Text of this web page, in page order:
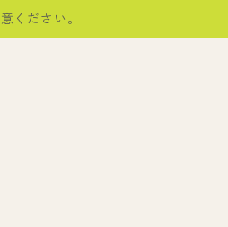
ください。